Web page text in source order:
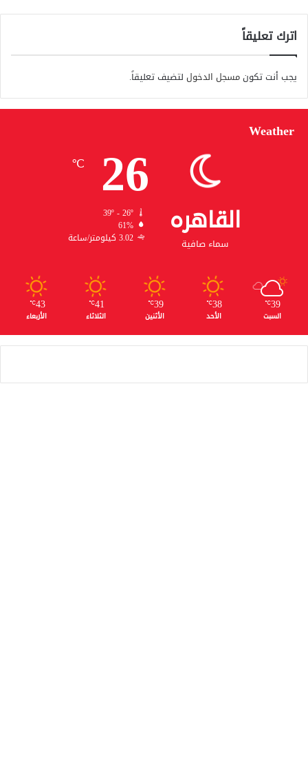
اترك تعليقاً
يجب أنت تكونمسجل الدخول لتضيف تعليقاً.
Weather
القاهره
سماء صافية
26
℃
39º - 26º
61%
3.02 كيلومتر/ساعة
39
℃
السبت
38
℃
الأحد
39
℃
الأثنين
41
℃
الثلاثاء
43
℃
الأربعاء